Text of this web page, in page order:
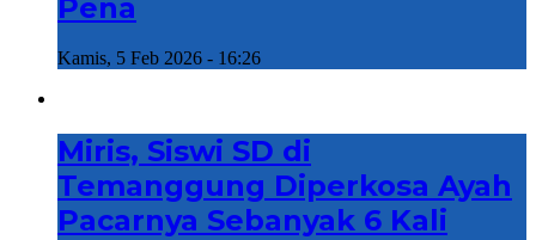
Pena
Kamis, 5 Feb 2026 - 16:26
Miris, Siswi SD di
Temanggung Diperkosa Ayah
Pacarnya Sebanyak 6 Kali